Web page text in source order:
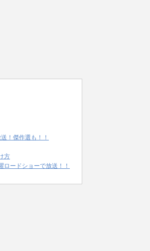
！傑作選も！！
方
ードショーで放送！！